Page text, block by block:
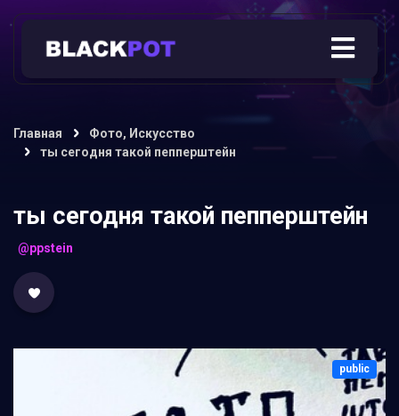
Главная
Фото, Искусство
ты сегодня такой пепперштейн
ты сегодня такой пепперштейн
@ppstein
public